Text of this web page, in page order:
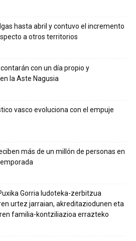
hasta abril y contuvo el incremento
a otros territorios
con un día propio y
la Aste Nagusia
vasco evoluciona con el empuje
más de un millón de personas en
Gorria ludoteka-zerbitzua
urtez jarraian, akreditaziodunen eta
familia-kontziliazioa errazteko